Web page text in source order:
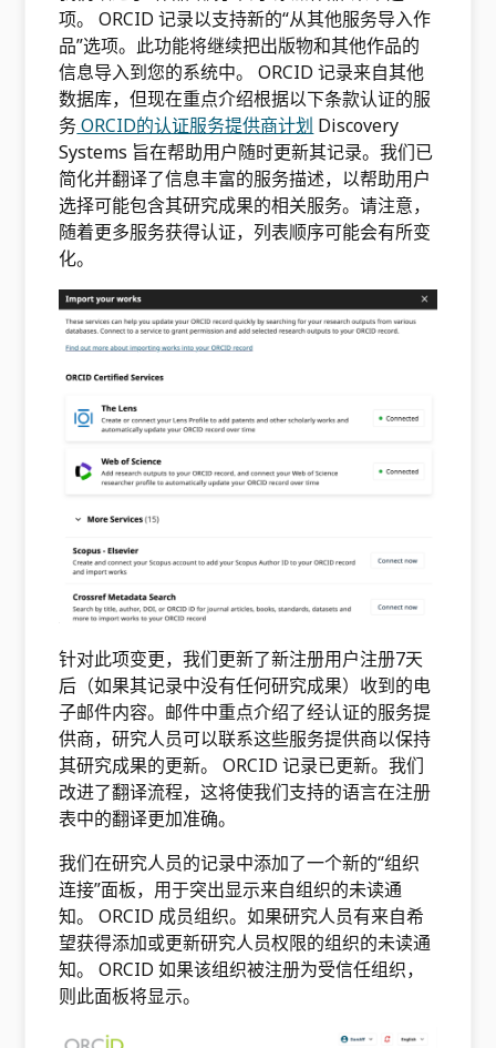
项。 ORCID 记录以支持新的“从其他服务导入作
品”选项。此功能将继续把出版物和其他作品的
信息导入到您的系统中。 ORCID 记录来自其他
数据库，但现在重点介绍根据以下条款认证的服
务ORCID的认证服务提供商计划 Discovery
Systems 旨在帮助用户随时更新其记录。我们已
简化并翻译了信息丰富的服务描述，以帮助用户
选择可能包含其研究成果的相关服务。请注意，
随着更多服务获得认证，列表顺序可能会有所变
化。
针对此项变更，我们更新了新注册用户注册7天
后（如果其记录中没有任何研究成果）收到的电
子邮件内容。邮件中重点介绍了经认证的服务提
供商，研究人员可以联系这些服务提供商以保持
其研究成果的更新。 ORCID 记录已更新。我们
改进了翻译流程，这将使我们支持的语言在注册
表中的翻译更加准确。
我们在研究人员的记录中添加了一个新的“组织
连接”面板，用于突出显示来自组织的未读通
知。 ORCID 成员组织。如果研究人员有来自希
望获得添加或更新研究人员权限的组织的未读通
知。 ORCID 如果该组织被注册为受信任组织，
则此面板将显示。